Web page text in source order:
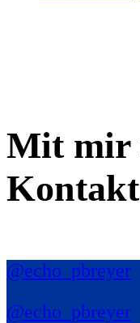
Mit mir
@echo_pbreyer
@echo_pbreyer